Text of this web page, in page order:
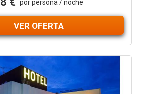
por persona / noche
VER OFERTA